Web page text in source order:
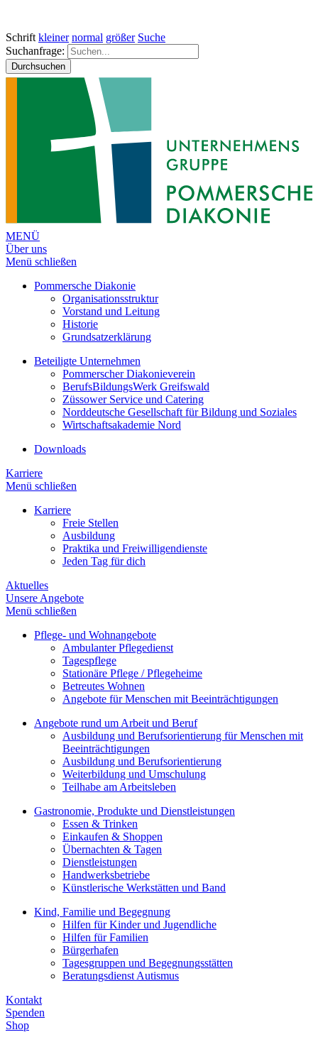
Schrift kleiner normal größer Suche
Suchanfrage:
Durchsuchen
MENÜ
Über uns
Menü schließen
Pommersche Diakonie
Organisationsstruktur
Vorstand und Leitung
Historie
Grundsatzerklärung
Beteiligte Unternehmen
Pommerscher Diakonieverein
BerufsBildungsWerk Greifswald
Züssower Service und Catering
Norddeutsche Gesellschaft für Bildung und Soziales
Wirtschaftsakademie Nord
Downloads
Karriere
Menü schließen
Karriere
Freie Stellen
Ausbildung
Praktika und Freiwilligendienste
Jeden Tag für dich
Aktuelles
Unsere Angebote
Menü schließen
Pflege- und Wohnangebote
Ambulanter Pflegedienst
Tagespflege
Stationäre Pflege / Pflegeheime
Betreutes Wohnen
Angebote für Menschen mit Beeinträchtigungen
Angebote rund um Arbeit und Beruf
Ausbildung und Berufsorientierung für Menschen mit
Beeinträchtigungen
Ausbildung und Berufsorientierung
Weiterbildung und Umschulung
Teilhabe am Arbeitsleben
Gastronomie, Produkte und Dienstleistungen
Essen & Trinken
Einkaufen & Shoppen
Übernachten & Tagen
Dienstleistungen
Handwerksbetriebe
Künstlerische Werkstätten und Band
Kind, Familie und Begegnung
Hilfen für Kinder und Jugendliche
Hilfen für Familien
Bürgerhafen
Tagesgruppen und Begegnungsstätten
Beratungsdienst Autismus
Kontakt
Spenden
Shop